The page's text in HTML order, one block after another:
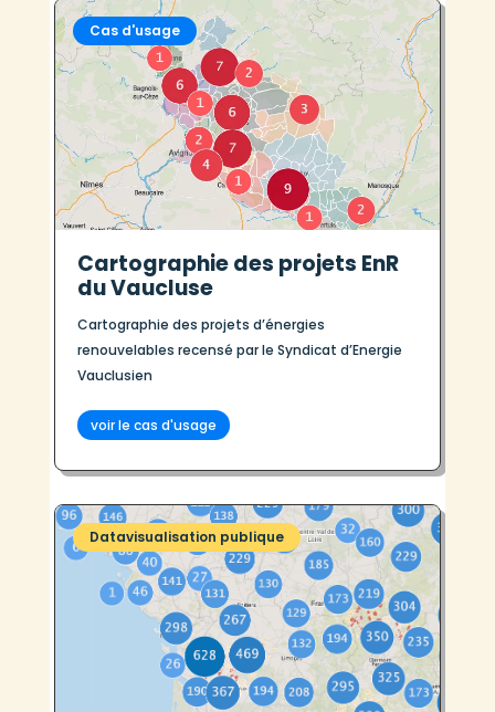
Cas d'usage
Cartographie des projets EnR
du Vaucluse
Cartographie des projets d’énergies
renouvelables recensé par le Syndicat d’Energie
Vauclusien
voir le cas d'usage
Datavisualisation publique